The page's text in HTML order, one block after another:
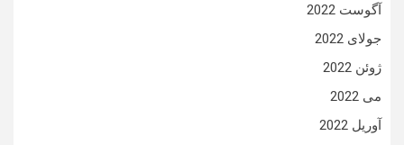
آگوست 2022
جولای 2022
ژوئن 2022
می 2022
آوریل 2022